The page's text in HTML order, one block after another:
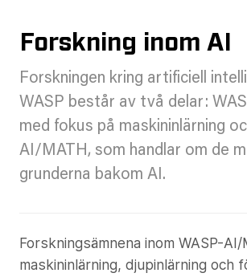
SE.LLMA
Artificiell intelligens
Forskning inom AI
Forskningen kring artificiell
WASP består av två delar:
med fokus på maskininlärning
AI/MATH, som handlar om de
grunderna bakom AI.
Forskningsämnena inom WASP-
maskininlärning, djupinlärning och